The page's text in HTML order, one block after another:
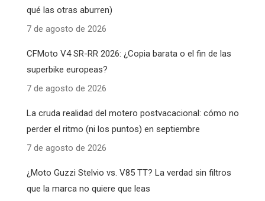
qué las otras aburren)
7 de agosto de 2026
CFMoto V4 SR-RR 2026: ¿Copia barata o el fin de las
superbike europeas?
7 de agosto de 2026
La cruda realidad del motero postvacacional: cómo no
perder el ritmo (ni los puntos) en septiembre
7 de agosto de 2026
¿Moto Guzzi Stelvio vs. V85 TT? La verdad sin filtros
que la marca no quiere que leas